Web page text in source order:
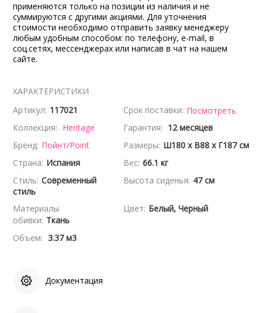
применяются только на позиции из наличия и не
суммируются с другими акциями. Для уточнения
стоимости необходимо отправить заявку менеджеру
любым удобным способом: по телефону, e-mail, в
соц.сетях, мессенджерах или написав в чат на нашем
сайте.
ХАРАКТЕРИСТИКИ
Артикул: 117021 Срок поставки: Посмотреть
Коллекция: Heritage Гарантия: 12 месяцев
Бренд: Пойнт/Point Размеры: Ш180 x В88 x Г187 см
Страна: Испания Вес: 66.1 кг
Стиль: Современный
стиль
Высота сиденья: 47 см
Материалы
обивки: Ткань
Цвет: Белый, Черный
Объем: 3.37 м3
Документация